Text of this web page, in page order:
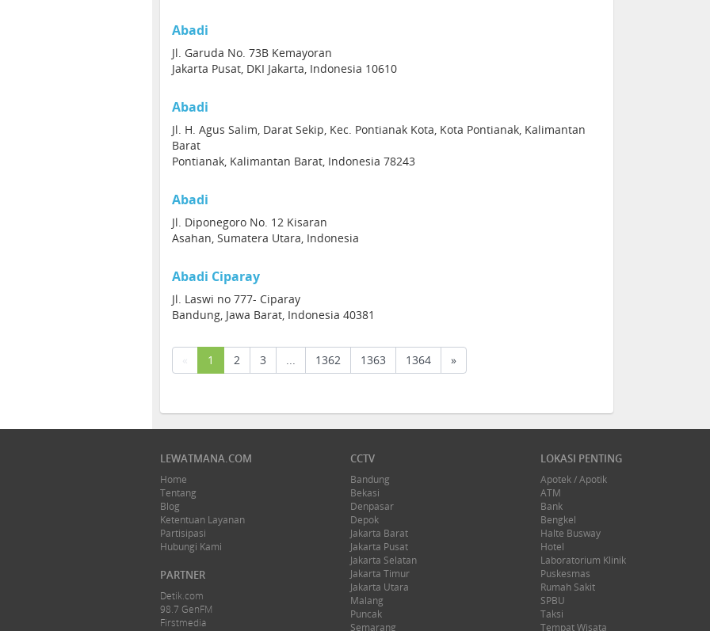
Abadi
Jl. Garuda No. 73B Kemayoran
Jakarta Pusat, DKI Jakarta, Indonesia 10610
Abadi
Jl. H. Agus Salim, Darat Sekip, Kec. Pontianak Kota, Kota Pontianak, Kalimantan
Barat
Pontianak, Kalimantan Barat, Indonesia 78243
Abadi
Jl. Diponegoro No. 12 Kisaran
Asahan, Sumatera Utara, Indonesia
Abadi Ciparay
Jl. Laswi no 777- Ciparay
Bandung, Jawa Barat, Indonesia 40381
1 (current)
2 3 ... 1362 1363 1364 »
LEWATMANA.COM
Home
Tentang
Blog
Ketentuan Layanan
Partisipasi
Hubungi Kami
PARTNER
Detik.com
98.7 GenFM
Firstmedia
CCTV
Bandung
Bekasi
Denpasar
Depok
Jakarta Barat
Jakarta Pusat
Jakarta Selatan
Jakarta Timur
Jakarta Utara
Malang
Puncak
Semarang
LOKASI PENTING
Apotek / Apotik
ATM
Bank
Bengkel
Halte Busway
Hotel
Laboratorium Klinik
Puskesmas
Rumah Sakit
SPBU
Taksi
Tempat Wisata